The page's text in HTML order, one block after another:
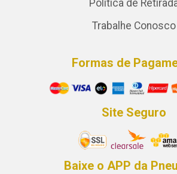
Política de
Trabalhe Conosco
Formas de
Site Seguro
Baixe o APP da